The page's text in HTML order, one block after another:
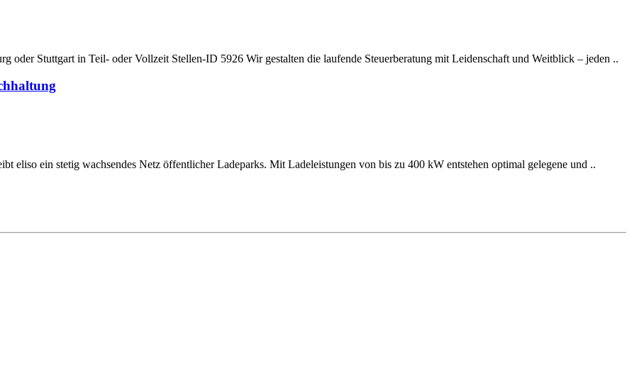
oder Stuttgart in Teil- oder Vollzeit Stellen-ID 5926 Wir gestalten die laufende Steuerberatung mit Leidenschaft und Weitblick – jeden ..
eliso ein stetig wachsendes Netz öffentlicher Ladeparks. Mit Ladeleistungen von bis zu 400 kW entstehen optimal gelegene und ..